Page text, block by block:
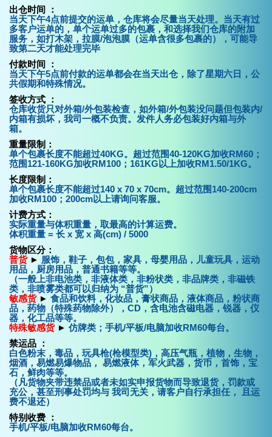
出仓时间 ：
当天下午4点前提交的运单，仓库将会尽量当天处理。当天有过
多客户运单的，单个运单过多的包裹，和选择我们仓库的附加
服务，如打木架，拉膜/泡泡膜（运单含很多包裹的），可能导
致第二天才能处理完毕
付款时间 ：
当天下午5点前付款的运单都会在当天出仓，除了星期六日，公
共假期和特殊情况。
签收方式 ：
仓库收货只对外箱/外包装检查，如外箱/外包装没问题但包装内/
内箱有损坏，我司一概不负责。发件人务必包装好内箱与外
箱。
重量限制：
单个包裹长度不能超过40KG。超过范围40-120KG加收RM60；
范围121-160KG加收RM100；161KG以上加收RM1.50/1KG。
长度限制：
单个包裹长度不能超过140 x 70 x 70cm。超过范围140-200cm
加收RM100；200cm以上请询问客服。
计费方式：
实际重量与体积重量，取最高的计算运费。
体积重量 = 长 x 宽 x 高(cm) / 5000
货物区分：
普货 ► 服饰，鞋子，包包，家具，母婴用品，儿童玩具，运动
用品，厨房用品，普通书籍等等。
（一般上非电池类，非液体类，非粉状类，非品牌类，非磁铁
类，非喷雾类都可以归纳为 “普货”）
敏感货 ► 食品和饮料，化妆品，膏状商品，液体商品，粉状商
品，药物（特殊药物除外），CD，含电池含磁电器，锐器，仪
器，化工品等等。
特殊敏感货 ► 仿牌类；手机/平板/电脑加收RM60每台。
禁运品 ：
白色粉末，毒品，玩具枪(枪模型类)，高压气瓶，植物，生物，
烟酒，易燃易爆物品， 易燃液体，军火武器，货币，首饰，宝
石，鲜肉等等。
（凡货物夹带违禁品或者未如实申报货物而导致退货，罚款或
充公，甚至刑事处罚均与 我司无关，请客户自行承担任， 且运
费不退还）
特别收费 ：
手机/平板/电脑加收RM60每台。